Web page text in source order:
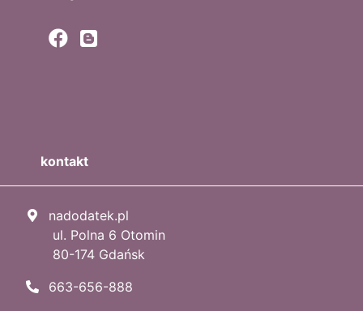
kontakt
nadodatek.pl
ul. Polna 6 Otomin
80-174 Gdańsk
663-656-888